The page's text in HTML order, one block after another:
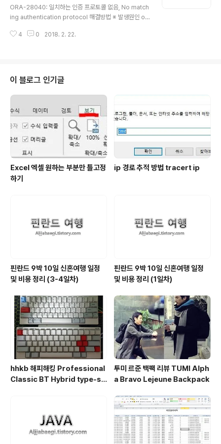
col 해결방법
ORA-28040: 일치하는 인증 프로토콜 없음, No match
ing authentication protocol 해결방법 ※ 발생원인 oj
c 로 업데이트 하였을 경우 버젼 차이에 의한 에러 발생 ※
접속 불가. 12c 이전 버전에서는 SQLNET.ALLOWED_
LOGON_VERSION=10 과 같이 최소 로그인 버젼을 설
정할 수 있지만 12c 부터는 SQLNET.ALLOWED_LOG
ON_VERSION_SERVER SQLNET.ALLOWED_LOG
ON_VER..
4 0 2018. 2. 22.
이 블로그 인기글
Excel 엑셀 원하는 부분만 틀고정
하기
ip 경로 추적 방법 tracert ip
핀란드 9박 10일 신혼여행 일정
및 비용 정리 (3-4일차)
핀란드 9박 10일 신혼여행 일정
및 비용 정리 (1일차)
hhkb 해피해킹 Professional
Classic BT Hybrid type-s
투미 르준 백팩 리뷰 TUMI Alph
a Bravo Lejeune Backpack